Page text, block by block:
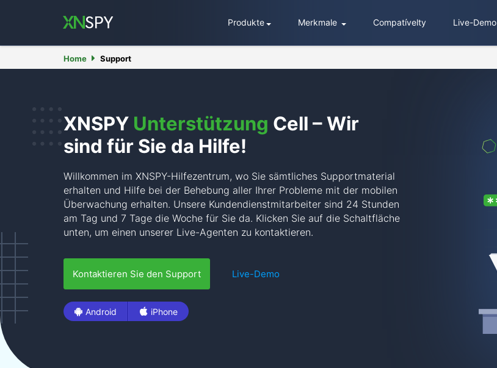
Produkte Merkmale Compatívelty Live-Demo
Home Support
XNSPY Unterstützung Cell – Wir
sind für Sie da Hilfe!
Willkommen im XNSPY-Hilfezentrum, wo Sie sämtliches Supportmaterial
erhalten und Hilfe bei der Behebung aller Ihrer Probleme mit der mobilen
Überwachung erhalten. Unsere Kundendienstmitarbeiter sind 24 Stunden
am Tag und 7 Tage die Woche für Sie da. Klicken Sie auf die Schaltfläche
unten, um einen unserer Live-Agenten zu kontaktieren.
Kontaktieren Sie den Support Live-Demo
Android iPhone